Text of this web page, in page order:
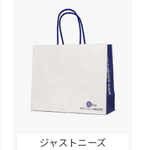
ジャストニーズ